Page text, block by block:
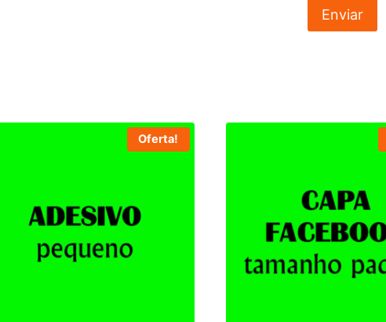
Oferta!